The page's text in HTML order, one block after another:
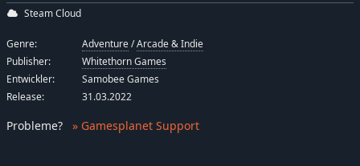
Steam Cloud
Genre: Adventure/Arcade & Indie
Publisher:
Whitethorn Games
Entwickler:
Samobee Games
Release:
31.03.2022
Probleme? » Gamesplanet Support